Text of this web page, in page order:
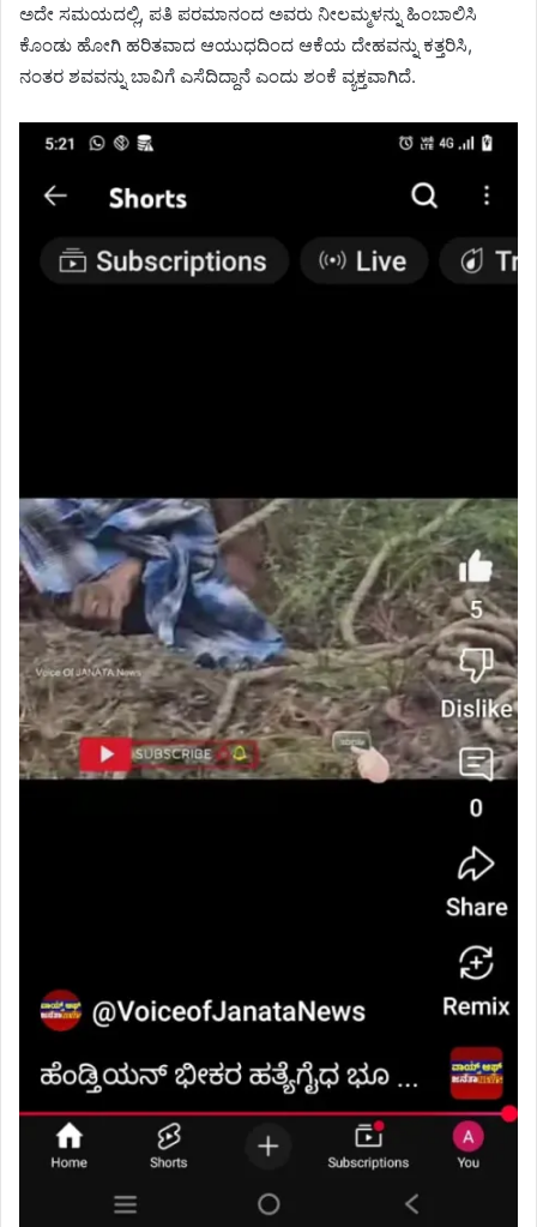
ಅದೇ ಸಮಯದಲ್ಲಿ, ಪತಿ ಪರಮಾನಂದ ಅವರು ನೀಲಮ್ಮಳನ್ನು ಹಿಂಬಾಲಿಸಿ
ಕೊಂಡು ಹೋಗಿ ಹರಿತವಾದ ಆಯುಧದಿಂದ ಆಕೆಯ ದೇಹವನ್ನು ಕತ್ತರಿಸಿ,
ನಂತರ ಶವವನ್ನು ಬಾವಿಗೆ ಎಸೆದಿದ್ದಾನೆ ಎಂದು ಶಂಕೆ ವ್ಯಕ್ತವಾಗಿದೆ.